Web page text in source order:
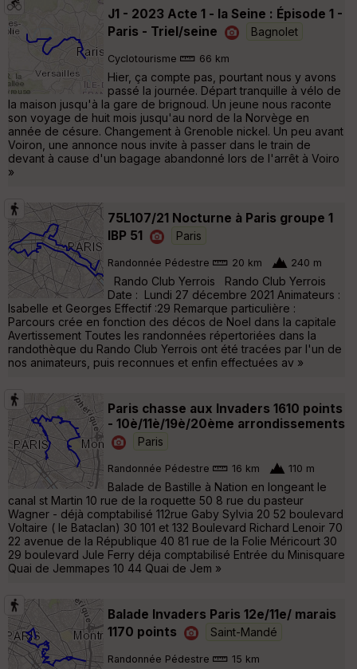
J1 - 2023 Acte 1 - la Seine : Épisode 1 -
Paris - Triel/seine
Bagnolet
Cyclotourisme 66 km
Hier, ça compte pas, pourtant nous y avons
passé la journée. Départ tranquille à vélo de
la maison jusqu'à la gare de brignoud. Un jeune nous raconte
son voyage de huit mois jusqu'au nord de la Norvège en
année de césure. Changement à Grenoble nickel. Un peu avant
Voiron, une annonce nous invite à passer dans le train de
devant à cause d'un bagage abandonné lors de l'arrêt à Voiro
»
75L107/21 Nocturne à Paris groupe 1
IBP 51
Paris
Randonnée Pédestre 20 km 240 m
Rando Club Yerrois Rando Club Yerrois
Date : Lundi 27 décembre 2021 Animateurs :
Isabelle et Georges Effectif :29 Remarque particulière :
Parcours crée en fonction des décos de Noel dans la capitale
Avertissement Toutes les randonnées répertoriées dans la
randothèque du Rando Club Yerrois ont été tracées par l'un de
nos animateurs, puis reconnues et enfin effectuées av »
Paris chasse aux Invaders 1610 points
- 10è/11è/19è/20ème arrondissements
Paris
Randonnée Pédestre 16 km 110 m
Balade de Bastille à Nation en longeant le
canal st Martin 10 rue de la roquette 50 8 rue du pasteur
Wagner - déjà comptabilisé 112rue Gaby Sylvia 20 52 boulevard
Voltaire ( le Bataclan) 30 101 et 132 Boulevard Richard Lenoir 70
22 avenue de la République 40 81 rue de la Folie Méricourt 30
29 boulevard Jule Ferry déja comptabilisé Entrée du Minisquare
Quai de Jemmapes 10 44 Quai de Jem »
Balade Invaders Paris 12e/11e/ marais
1170 points
Saint-Mandé
Randonnée Pédestre 15 km